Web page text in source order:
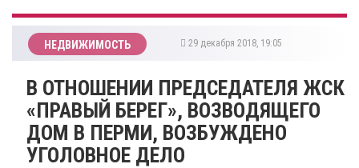
НЕДВИЖИМОСТЬ 29 декабря 2018, 19:05
В ОТНОШЕНИИ ПРЕДСЕДАТЕЛЯ ЖСК
«ПРАВЫЙ БЕРЕГ», ВОЗВОДЯЩЕГО
ДОМ В ПЕРМИ, ВОЗБУЖДЕНО
УГОЛОВНОЕ ДЕЛО